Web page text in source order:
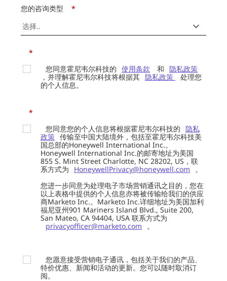
*
您的咨询类型
*
您同意霍尼韦尔科技的 使用条款 和 隐私政策
，并理解霍尼韦尔科技将根据其 隐私政策
处理您
的个人信息。
*
您同意您的个人信息将根据霍尼韦尔科技的 隐私
政策 传输至中国大陆境外，包括至霍尼韦尔科技美
国总部的Honeywell International Inc.。
Honeywell International Inc.的邮寄地址为美国
855 S. Mint Street Charlotte, NC 28202, US，联
系方式为
HoneywellPrivacy@honeywell.com
。
您进一步同意为处理电子市场营销通讯之目的，您在
以上表格中提供的个人信息亦将被传输给我们的供应
商Marketo Inc.。Marketo Inc.详细地址为美国加利
福尼亚州901 Mariners Island Blvd., Suite 200,
San Mateo, CA 94404, USA 联系方式为
privacyofficer@marketo.com
。
您愿意接受营销电子通讯，包括关于我们的产品、
特价优惠、新闻和活动的更新。您可以随时取消订
阅。